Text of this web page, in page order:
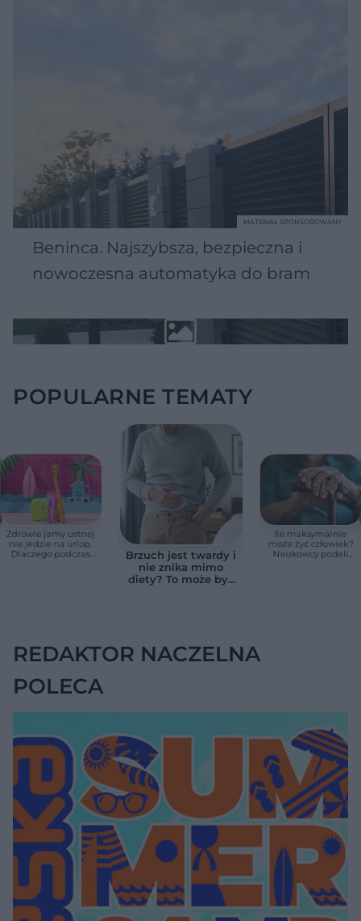
Beninca. Najszybsza, bezpieczna i
nowoczesna automatyka do bram
MATERIAŁ SPONSOROWANY
POPULARNE TEMATY
Zdrowie jamy ustnej
nie jedzie na urlop.
Dlaczego podczas
Brzuch jest twardy i
nie znika mimo
diety? To może być
Ile maksymalnie
może żyć człowiek?
Naukowcy podali
REDAKTOR NACZELNA
POLECA